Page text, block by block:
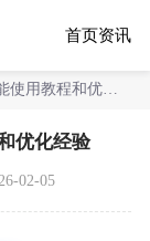
首页资讯
使用教程和优化
优化经验
02-05